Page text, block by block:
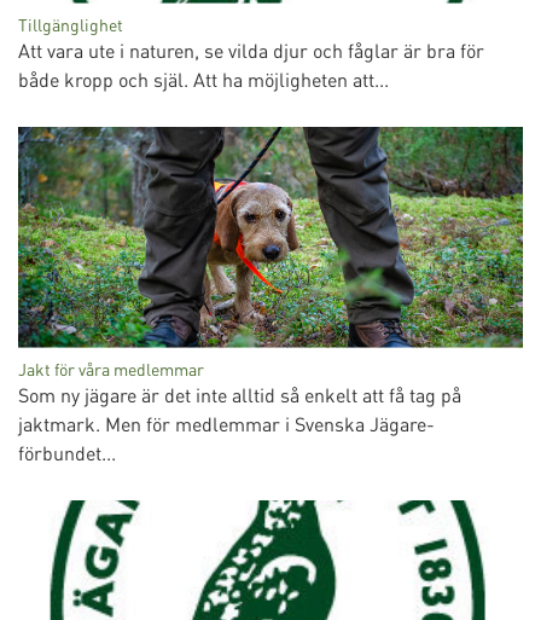
Tillgänglighet
Att vara ute i naturen, se vilda djur och fåglar är bra för
både kropp och själ. Att ha möjligheten att...
Jakt för våra medlemmar
Som ny jägare är det inte alltid så enkelt att få tag på
jaktmark. Men för medlemmar i Svenska Jägare­
förbundet...